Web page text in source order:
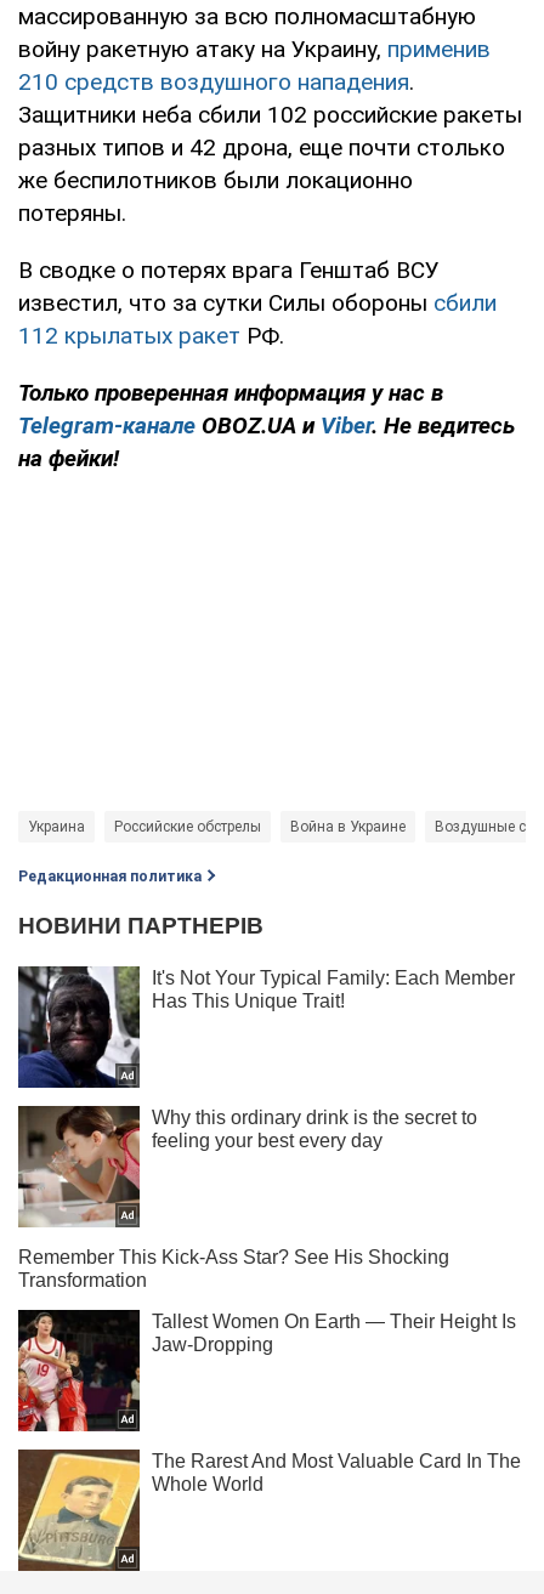
массированную за всю полномасштабную
войну ракетную атаку на Украину, применив
210 средств воздушного нападения.
Защитники неба сбили 102 российские ракеты
разных типов и 42 дрона, еще почти столько
же беспилотников были локационно
потеряны.
В сводке о потерях врага Генштаб ВСУ
известил, что за сутки Силы обороны сбили
112 крылатых ракет РФ.
Только проверенная информация у нас в
Telegram-канале OBOZ.UA и Viber. Не ведитесь
на фейки!
Украина Российские обстрелы Война в Украине Воздушные
Редакционная политика